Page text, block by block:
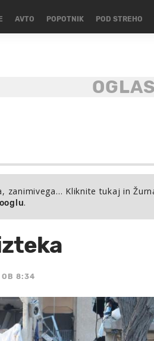
AVTO POPOTNIK POD STREHO
zanimivega… Kliknite tukaj in
.
8:34